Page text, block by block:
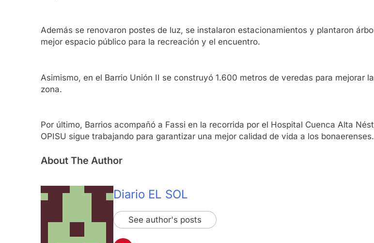
Además se renovaron postes de luz, se instalaron estacionamientos y plantaron
mejor espacio público para la recreación y el encuentro.
Asimismo, en el Barrio Unión II se construyó 1.600 metros de veredas para
zona.
Por último, Barrios acompañó a Fassi en la recorrida por el Hospital Cuenca Alta
OPISU sigue trabajando para garantizar una mejor calidad de vida a los bonaerenses.
About The Author
Diario EL SOL
See author's posts